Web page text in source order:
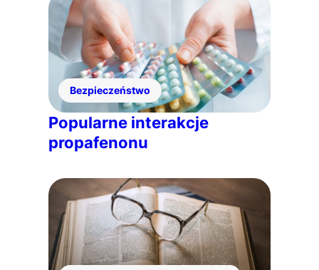
Bezpieczeństwo
Popularne interakcje
propafenonu